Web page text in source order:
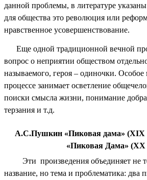
данной проблемы, в литературе
для общества это революция или
нравственное усовершенствование.
Еще одной традиционной вечной
вопрос о неприятии обществом
называемого, героя – одиночки. Особое
процессе занимает осветление
поиски смысла жизни, понимание
терзания и т.д.
А.С.Пушкин «Пиковая дама» (XIX
«Пиковая Дама» (XX
Эти произведения объединяет не
название, но тема и проблематика: два